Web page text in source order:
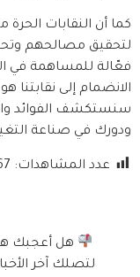
كما أن النقابات
لتحقيق مصالحهم
فعّالة للمساهمة في
الانضمام إلى نقابتنا
سنستكشف الفوائد
ودورك في صناعة
عدد المشاهدات:
هل أعجبك
لتصلك آخر